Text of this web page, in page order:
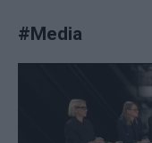
#Media